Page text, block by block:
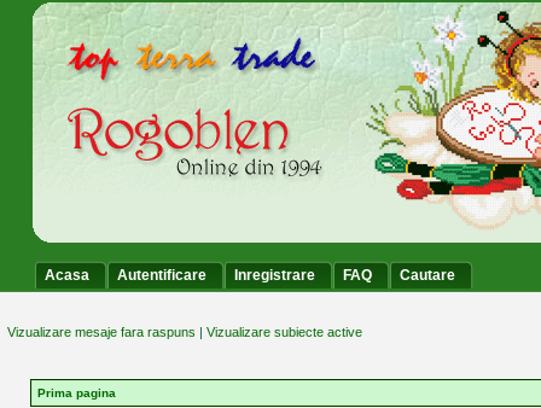
Acasa Autentificare Inregistrare FAQ Cautare
Vizualizare mesaje fara raspuns | Vizualizare subiecte active
Prima pagina